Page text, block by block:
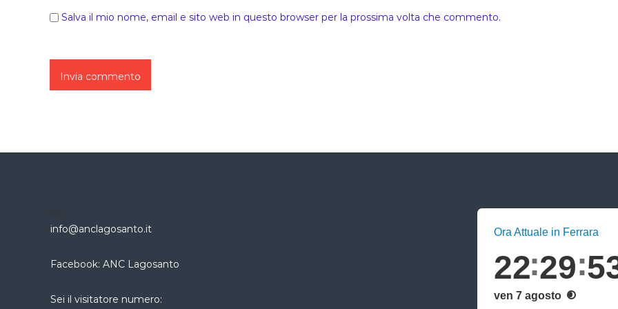
Salva il mio nome, email e sito web in questo browser per la prossima volta che commento.
info@anclagosanto.it
Facebook: ANC Lagosanto
Sei il visitatore numero:
Ora Attuale in Ferrara
22 29
ven 7 agosto